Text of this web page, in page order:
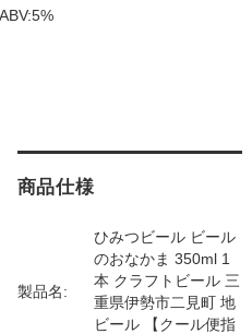
商品仕様
製品名:
ひみつビール ビール
のおなかま 350ml 1
本 クラフトビール 三
重県伊勢市二見町 地
ビール 【クール便指